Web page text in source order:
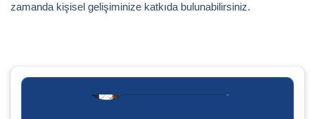
zamanda kişisel gelişiminize katkıda bulunabilirsiniz.